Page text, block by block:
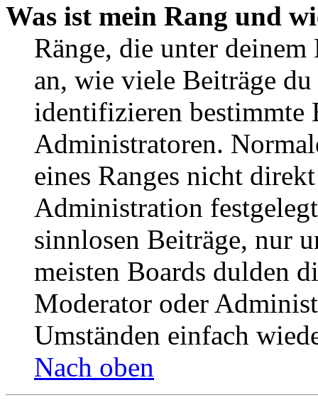
Was ist mein Rang und
Ränge, die unter deinem
an, wie viele Beiträge
identifizieren bestimmte
Administratoren.
eines Ranges nicht
Administration
sinnlosen Beiträge, nur
meisten Boards dulden
Moderator oder
Umständen einfach
Nach oben